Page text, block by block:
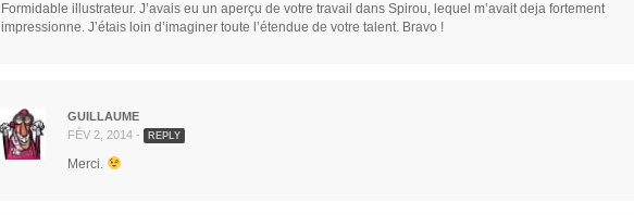
Formidable illustrateur. J’avais eu un aperçu de votre travail dans Spirou, lequel m’avait deja fortement
impressionne. J’étais loin d’imaginer toute l’étendue de votre talent. Bravo !
GUILLAUME
FÉV 2, 2014 -
REPLY
Merci.